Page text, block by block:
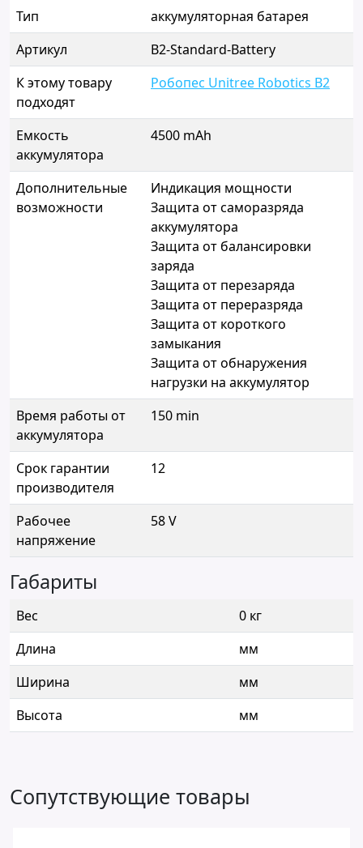
Тип
аккумуляторная батарея
Артикул
B2-Standard-Battery
К этому товару
подходят
Робопес Unitree Robotics B2
Емкость
аккумулятора
4500 mAh
Дополнительные
возможности
Индикация мощности
Защита от саморазряда
аккумулятора
Защита от балансировки
заряда
Защита от перезаряда
Защита от переразряда
Защита от короткого
замыкания
Защита от обнаружения
нагрузки на аккумулятор
Время работы от
аккумулятора
150 min
Срок гарантии
производителя
12
Рабочее
напряжение
58 V
Габариты
Вес
0 кг
Длина
мм
Ширина
мм
Высота
мм
Сопутствующие товары